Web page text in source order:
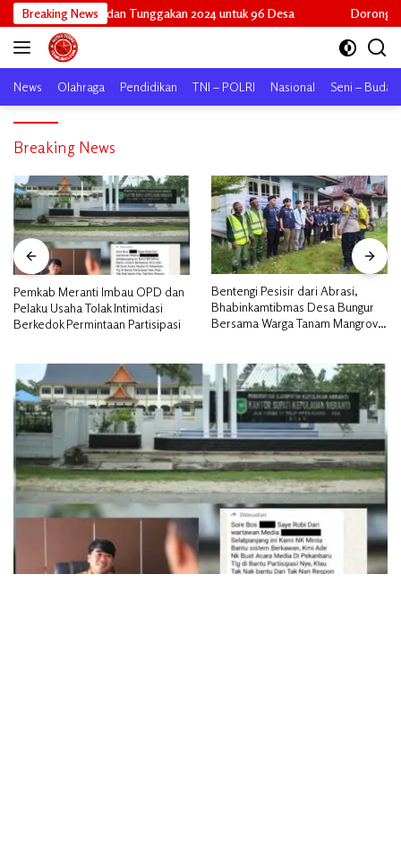
Langsung
ke
konten
Breaking News
2026 dan Tunggakan 2024 untuk 96 Desa Dorong Potensi
News Olahraga Pendidikan TNI – POLRI Nasional Seni –
Breaking News
Pemkab Meranti Imbau OPD dan
Pelaku Usaha Tolak Intimidasi
Berkedok Permintaan Partisipasi
Bentengi Pesisir dari Abrasi,
Bhabinkamtibmas Desa Bungur
Bersama Warga Tanam Mangrove